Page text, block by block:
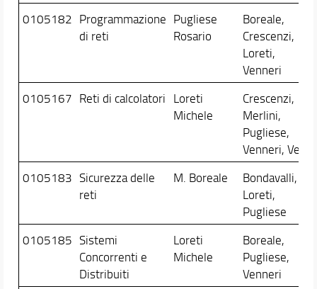
0105182 Programmazione
di reti
Pugliese
Rosario
Boreale,
Crescenzi,
Loreti,
Venneri
0105167 Reti di calcolatori Loreti
Michele
Crescenzi,
Merlini,
Pugliese,
Venneri, Verri
0105183 Sicurezza delle
reti
M. Boreale
Bondavalli,
Loreti,
Pugliese
0105185 Sistemi
Concorrenti e
Distribuiti
Loreti
Michele
Boreale,
Pugliese,
Venneri